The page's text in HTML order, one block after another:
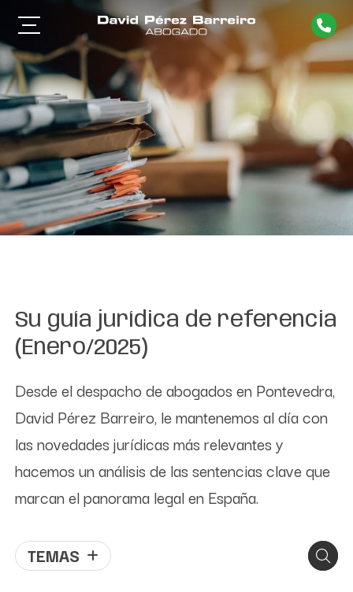
Su guía jurídica de referencia
(Enero/2025)
Desde el despacho de abogados en Pontevedra,
David Pérez Barreiro, le mantenemos al día con
las novedades jurídicas más relevantes y
hacemos un análisis de las sentencias clave que
marcan el panorama legal en España.
TEMAS